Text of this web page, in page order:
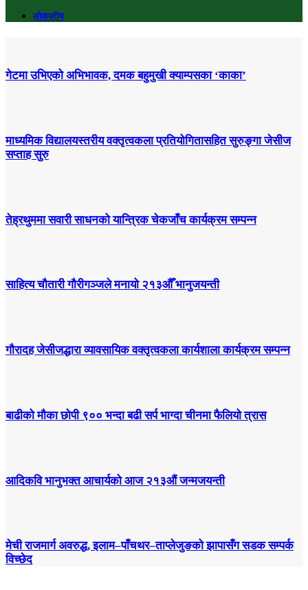
लोकप्रीय
गेटमा उभिएको अभिभावक, दमक बहुमुखी क्याम्पसका ‘काका’
माध्यमिक विद्यालयस्तरीय वक्तृत्वकला प्रतियोगितासहित सुरुङ्गा जेसीज
सप्ताह सुरु
तेह्रथुममा सवारी साधनको यान्त्रिक चेकजाँच कार्यक्रम सम्पन्न
साहित्य चौतारी गौरीगञ्जले मनायो २१३औँ भानुजयन्ती
गौरादह जेसीजद्धारा व्यावसायिक वक्तृत्वकला कार्यशाला कार्यक्रम सम्पन्न
बाढीको मौका छोपी ९०० भन्दा बढी सर्प भाग्दा चीनमा फैलियो त्रास
आदिकवि भानुभक्त आचार्यको आज २१३औं जन्मजयन्ती
मेची राजमार्ग अवरुद्ध, इलाम–पाँचथर–ताप्लेजुङको झापासँग सडक सम्पर्क
विच्छेद